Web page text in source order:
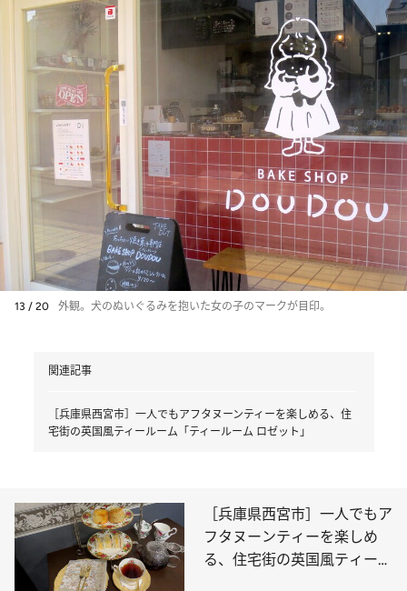
13 / 20 外観。犬のぬいぐるみを抱いた女の子のマークが目印。
関連記事
［兵庫県西宮市］一人でもアフタヌーンティーを楽しめる、住
宅街の英国風ティールーム「ティールーム ロゼット」
［兵庫県西宮市］一人でもア
フタヌーンティーを楽しめ
る、住宅街の英国風ティール